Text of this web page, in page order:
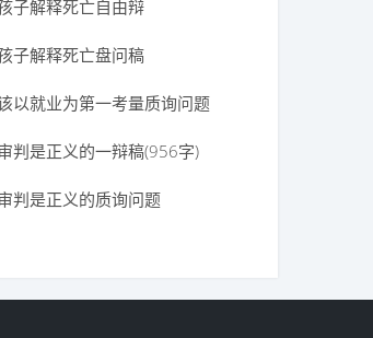
子解释死亡自由辩
子解释死亡盘问稿
以就业为第一考量质询问题
判是正义的一辩稿(956字)
判是正义的质询问题